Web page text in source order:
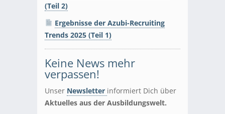
(Teil 2)
Ergebnisse der Azubi-Recruiting
Trends 2025 (Teil 1)
Keine News mehr
verpassen!
Unser Newsletter informiert Dich über
Aktuelles aus der Ausbildungswelt.